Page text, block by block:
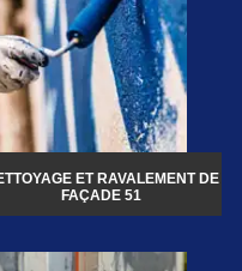
ET RAVALEMENT DE
FAÇADE 51